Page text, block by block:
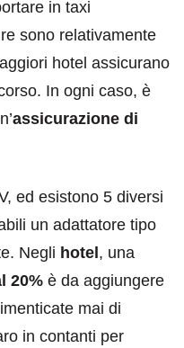
in taxi
sono relativamente
hotel assicurano
In ogni caso, è
assicurazione di
ed esistono 5 diversi
un adattatore tipo
Negli hotel , una
20% è da aggiungere
mai di
in contanti per